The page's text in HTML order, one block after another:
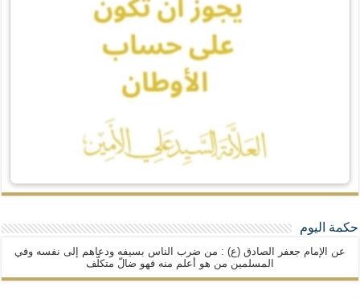
حكمة اليوم
عن الإمام جعفر الصادق (ع) : من ضرب الناس بسيفه ودعاهم إلى نفسه وفي
المسلمين من هو أعلم منه فهو ضالّ متكلّف